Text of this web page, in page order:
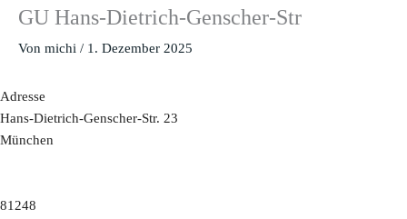
GU Hans-Dietrich-Genscher-Str
Von michi / 1. Dezember 2025
Adresse
Hans-Dietrich-Genscher-Str. 23
München
81248